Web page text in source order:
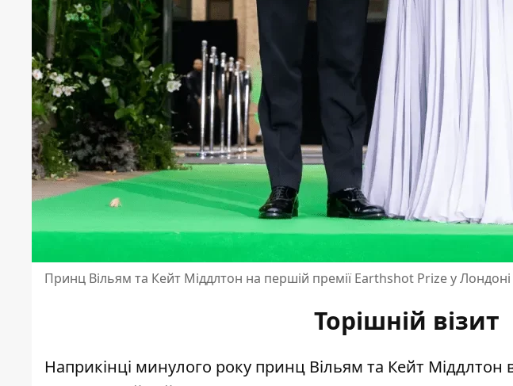
Принц Вільям та Кейт Міддлтон на першій премії Earthshot Prize у Лондоні
Торішній візит
Наприкінці минулого року принц Вільям та Кейт Міддлтон